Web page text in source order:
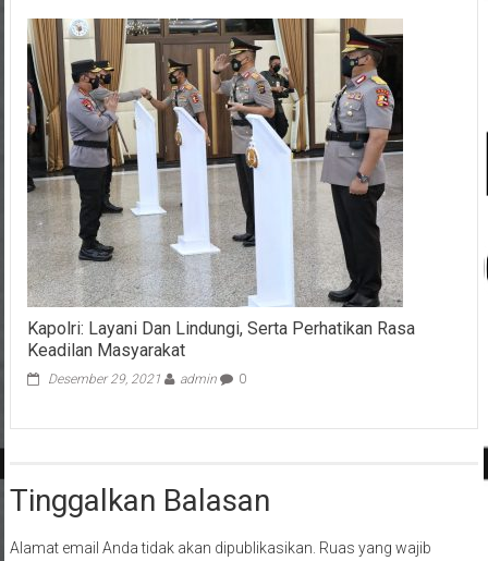
Kapolri: Layani Dan Lindungi, Serta Perhatikan Rasa
Keadilan Masyarakat
Desember 29, 2021 admin 0
Tinggalkan Balasan
Alamat email Anda tidak akan dipublikasikan. Ruas yang wajib